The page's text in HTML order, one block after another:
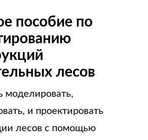
пособие по
лесов
моделировать,
и проектировать
лесов с помощью